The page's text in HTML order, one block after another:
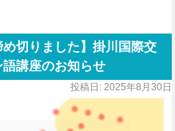
め切りました】掛川国際交
講座のお知らせ
投稿日: 2025年8月30日